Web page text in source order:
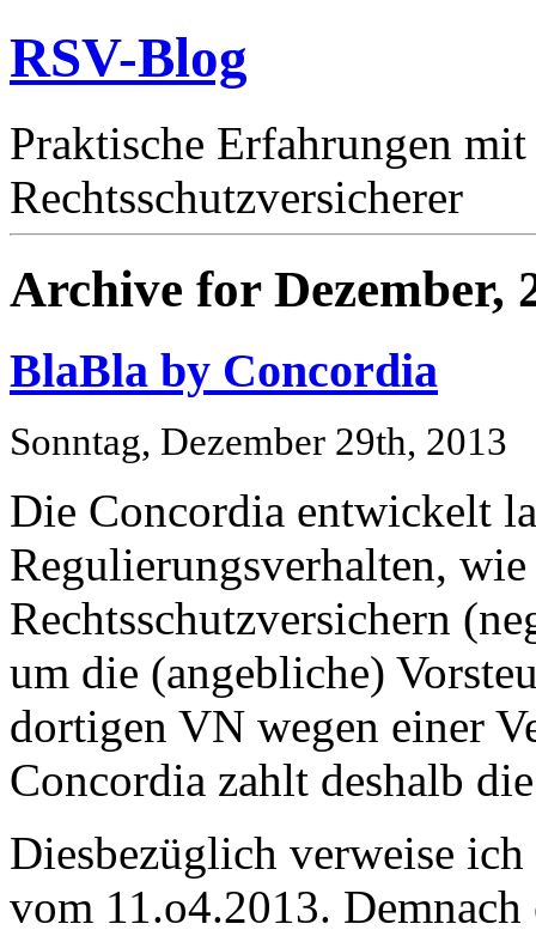
RSV-Blog
Praktische Erfahrungen
Rechtsschutzversicherer
Archive for Dezember,
BlaBla by Concordia
Sonntag, Dezember 29th, 2013
Die Concordia entwickelt
Regulierungsverhalten,
Rechtsschutzversichern
um die (angebliche)
dortigen VN wegen einer
Concordia zahlt deshalb
Diesbezüglich verweise
vom 11.o4.2013.